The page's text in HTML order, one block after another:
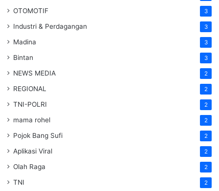
OTOMOTIF 3
Industri & Perdagangan 3
Madina 3
Bintan 3
NEWS MEDIA 2
REGIONAL 2
TNI-POLRI 2
mama rohel 2
Pojok Bang Sufi 2
Aplikasi Viral 2
Olah Raga 2
TNI 2